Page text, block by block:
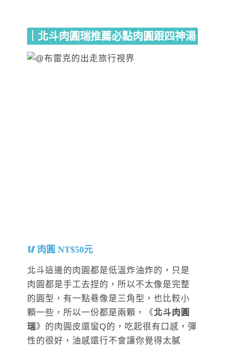
｜北斗肉圓瑞推薦必點肉圓跟四神湯
肉圓 NT$50元
北斗這邊的肉圓都是低溫炸油炸的，只是
肉圓都是手工去捏的，所以不太像是完整
的圓型，有一點巷像是三角型，也比較小
顆一些，所以一份都是兩顆，《北斗肉圓
瑞》的肉圓皮還蠻Q的，吃起很有口感，彈
性的很好，油感還行不會讓你覺得太膩